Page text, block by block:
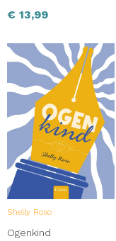
€ 13,99
Shelly Roso
Ogenkind